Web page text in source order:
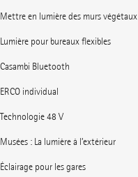
Mettre en lumière des murs végétaux
Lumière pour bureaux flexibles
Casambi Bluetooth
ERCO individual
Technologie 48 V
Musées : La lumière à l’extérieur
Éclairage pour les gares